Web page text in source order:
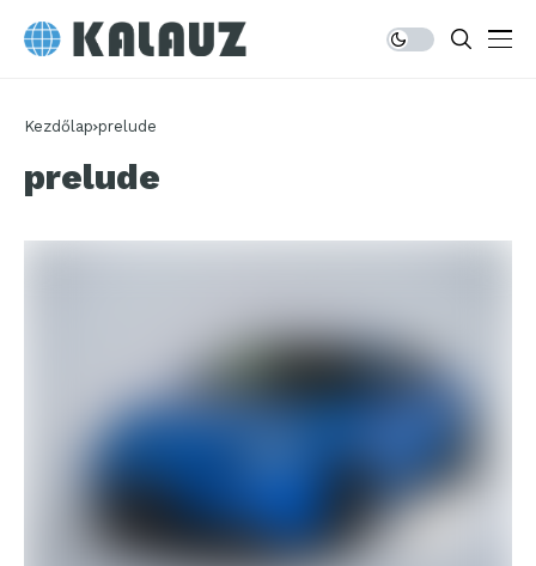
Kezdőlap prelude
prelude